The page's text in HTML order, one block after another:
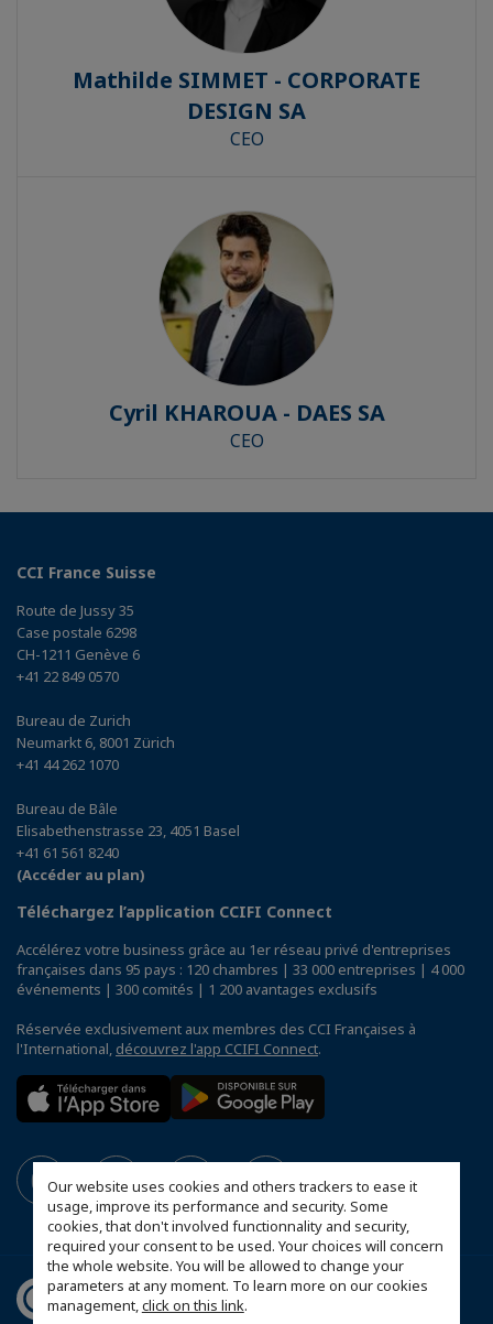
Our website uses cookies and others trackers to ease it
usage, improve its performance and security. Some
cookies, that don't involved functionnality and security,
required your consent to be used. Your choices will concern
the whole website. You will be allowed to change your
parameters at any moment. To learn more on our cookies
management,click on this link.
Mathilde SIMMET - CORPORATE
DESIGN SA
CEO
Cyril KHAROUA - DAES SA
CEO
CCI France Suisse
Route de Jussy 35
Case postale 6298
CH-1211 Genève 6
+41 22 849 0570
Bureau de Zurich
Neumarkt 6, 8001 Zürich
+41 44 262 1070
Bureau de Bâle
Elisabethenstrasse 23, 4051 Basel
+41 61 561 8240
(Accéder au plan)
Téléchargez l’application CCIFI Connect
Accélérez votre business grâce au 1er réseau privé d'entreprises
françaises dans 95 pays : 120 chambres | 33 000 entreprises | 4 000
événements | 300 comités | 1 200 avantages exclusifs
Réservée exclusivement aux membres des CCI Françaises à
l'International, découvrez l'app CCIFI Connect.